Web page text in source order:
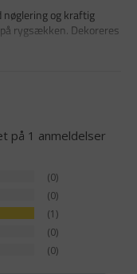
nøglering og kraftig
rygsækken. Dekoreres
på 1 anmeldelser
0
0
1
0
0